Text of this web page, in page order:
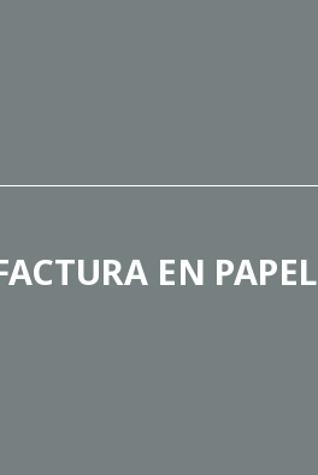
EN PAPEL